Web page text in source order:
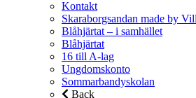
Kontakt
Skaraborgsandan made by
Blåhjärtat – i samhället
Blåhjärtat
16 till A-lag
Ungdomskonto
Sommarbandyskolan
Back